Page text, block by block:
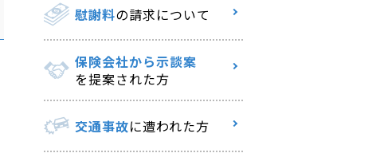
慰謝料の請求について
保険会社から示談案
を提案された方
交通事故に遭われた方